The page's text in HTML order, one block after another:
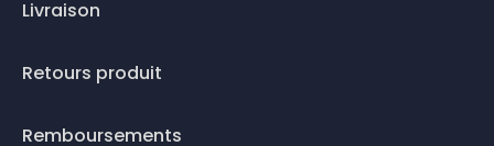
Livraison
Retours produit
Remboursements